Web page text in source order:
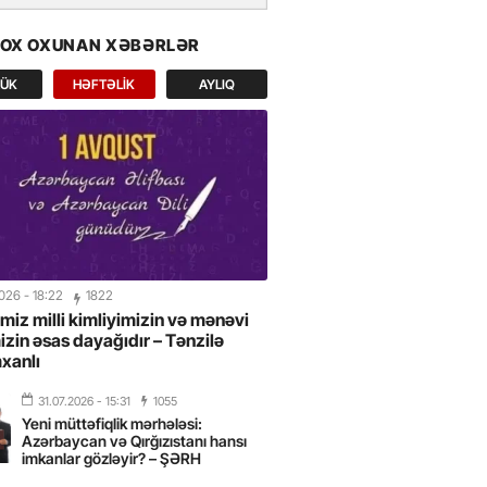
layihələri US International
da beynəlxalq uğur qazandı
- 10:08
tətili üçün ən əlçatan
biridir -FOTOLAR
- 09:54
Almaniya səfəri
-CAVANŞİR FEYZİYEV
- 17:20
rayon təşkilatında Milli Mətbuat
olunub
- 13:42
Almaniya ilə münasibətlər
OXUNAN XƏBƏRLƏR
HƏFTƏLIK AYLIQ
- 18:22 1822
milli kimliyimizin və mənəvi
əsas dayağıdır – Tənzilə
31.07.2026 - 15:31 1055
Yeni müttəfiqlik mərhələsi:
Azərbaycan və Qırğızıstanı hansı
imkanlar gözləyir? – ŞƏRH